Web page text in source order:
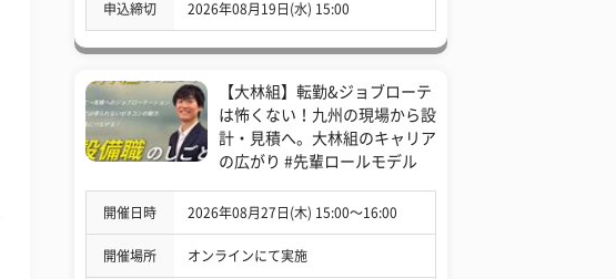
申込締切 2026年08月19日(水) 15:00
【大林組】転勤&ジョブローテ
は怖くない！九州の現場から設
計・見積へ。大林組のキャリア
の広がり #先輩ロールモデル
開催日時 2026年08月27日(木) 15:00〜16:00
開催場所 オンラインにて実施